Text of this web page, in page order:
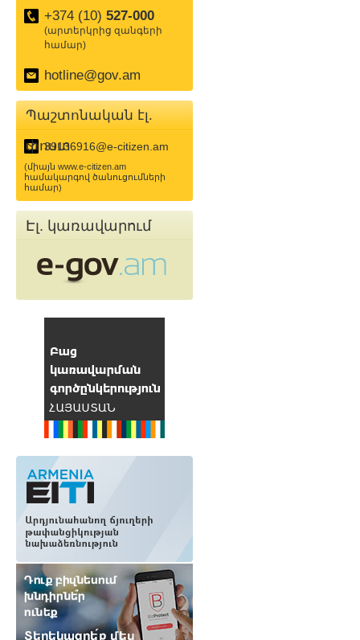
+374 (10) 527-000
(արտերկրից զանգերի
համար)
hotline@gov.am
Պաշտոնական էլ.
փոստ
39136916@e-citizen.am
(միայն www.e-citizen.am
համակարգով ծանուցումների
համար)
Էլ. կառավարում